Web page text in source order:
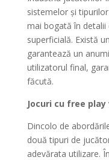
sistemelor și
mai bogată în detalii
superficială. Există
garantează un
utilizatorul final,
făcută.
Jocuri cu free
Dincolo de
două tipuri de
adevărata utilizare.